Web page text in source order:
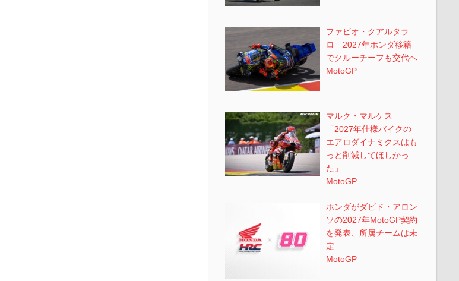
ファビオ・クアルタラ
ロ 2027年ホンダ移籍
でクルーチーフも交代へ
MotoGP
マルク・マルケス
「2027年仕様バイクの
エアロダイナミクスはも
っと削減してほしかっ
た」
MotoGP
ホンダがダビド・アロン
ソの2027年MotoGP契約
を発表、所属チームは未
定
MotoGP